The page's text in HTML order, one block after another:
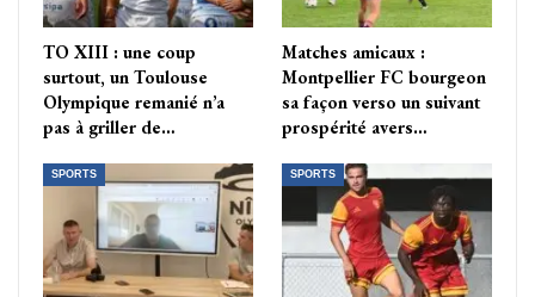
TO XIII : une coup
surtout, un Toulouse
Olympique remanié n’a
pas à griller de…
Matches amicaux :
Montpellier FC bourgeon
sa façon verso un suivant
prospérité avers…
SPORTS SPORTS